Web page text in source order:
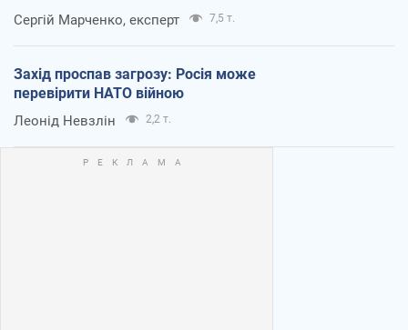
Сергій Марченко, експерт 7,5 т.
Захід проспав загрозу: Росія може
перевірити НАТО війною
Леонід Невзлін 2,2 т.